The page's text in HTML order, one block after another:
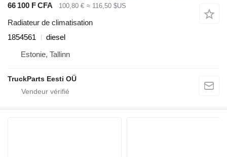
66 100 F CFA 100,80 € ≈ 116,50 $US
Radiateur de climatisation
1854561
diesel
Estonie, Tallinn
TruckParts Eesti OÜ